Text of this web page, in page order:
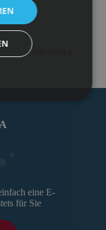
eine E-
für Sie